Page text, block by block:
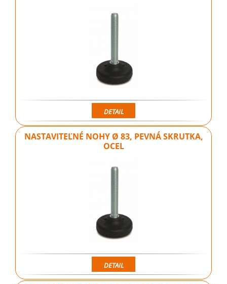
DETAIL
NASTAVITEĽNÉ NOHY Ø 83, PEVNÁ SKRUTKA,
OCEL
DETAIL